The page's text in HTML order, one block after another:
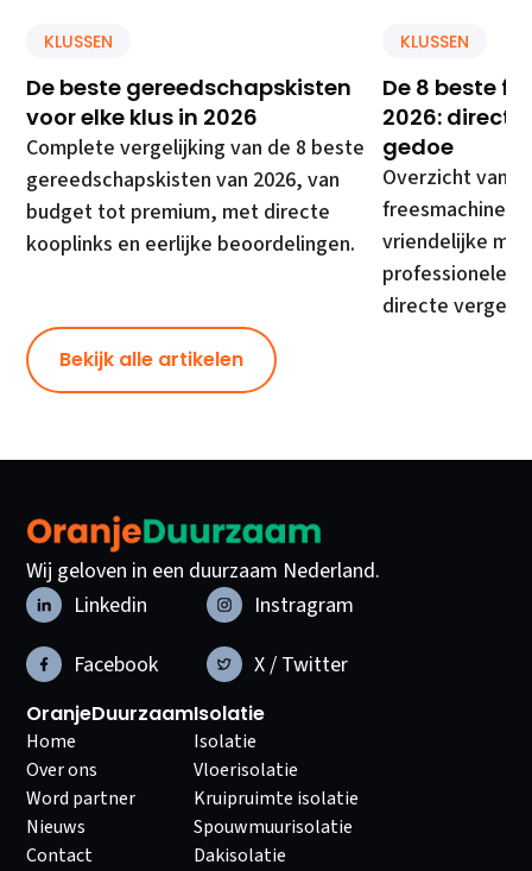
KLUSSEN
De beste gereedschapskisten
voor elke klus in 2026
Complete vergelijking van de 8 beste
gereedschapskisten van 2026, van
budget tot premium, met directe
kooplinks en eerlijke beoordelingen.
KLUSSEN
De 8 beste
2026: direct
gedoe
Overzicht van
freesmachines,
vriendelijke
professionele
directe
Bekijk alle artikelen
Wij geloven in een duurzaam Nederland.
Linkedin
Instragram
Facebook
X / Twitter
OranjeDuurzaam
Home
Over ons
Word partner
Nieuws
Contact
Isolatie
Isolatie
Vloerisolatie
Kruipruimte isolatie
Spouwmuurisolatie
Dakisolatie